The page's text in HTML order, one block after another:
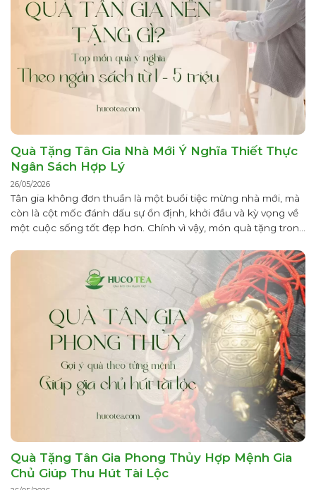
Quà Tặng Tân Gia Nhà Mới Ý Nghĩa Thiết Thực
Ngân Sách Hợp Lý
26/05/2026
Tân gia không đơn thuần là một buổi tiệc mừng nhà mới, mà
còn là cột mốc đánh dấu sự ổn định, khởi đầu và kỳ vọng về
một cuộc sống tốt đẹp hơn. Chính vì vậy, món quà tặng trong
Quà Tặng Tân Gia Phong Thủy Hợp Mệnh Gia
Chủ Giúp Thu Hút Tài Lộc